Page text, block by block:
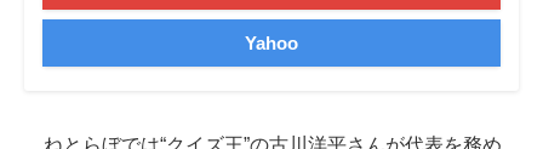
モノづくり技術者専門サイト
Yahoo